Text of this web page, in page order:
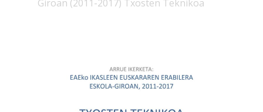
Giroan (2011-2017) Txosten Teknikoa